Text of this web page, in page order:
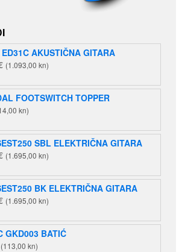
AKUSTIČNA GITARA
(1.093,00 kn)
FOOTSWITCH TOPPER
kn)
SBL ELEKTRIČNA GITARA
(1.695,00 kn)
BK ELEKTRIČNA GITARA
(1.695,00 kn)
GKD003 BATIĆ
(113,00 kn)